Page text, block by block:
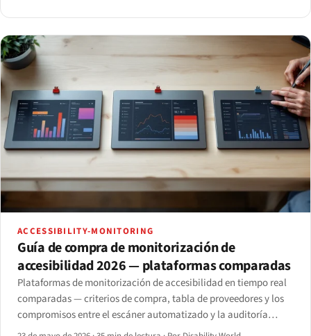
ACCESSIBILITY-MONITORING
Guía de compra de monitorización de
accesibilidad 2026 — plataformas comparadas
Plataformas de monitorización de accesibilidad en tiempo real
comparadas — criterios de compra, tabla de proveedores y los
compromisos entre el escáner automatizado y la auditoría
manual en 2026.